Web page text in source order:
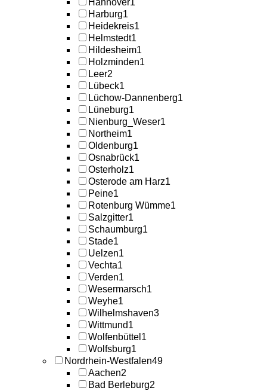
Hannover1
Harburg1
Heidekreis1
Helmstedt1
Hildesheim1
Holzminden1
Leer2
Lübeck1
Lüchow-Dannenberg1
Lüneburg1
Nienburg_Weser1
Northeim1
Oldenburg1
Osnabrück1
Osterholz1
Osterode am Harz1
Peine1
Rotenburg Wümme1
Salzgitter1
Schaumburg1
Stade1
Uelzen1
Vechta1
Verden1
Wesermarsch1
Weyhe1
Wilhelmshaven3
Wittmund1
Wolfenbüttel 1
Wolfsburg1
Nordrhein-Westfalen49
Aachen2
Bad Berleburg2